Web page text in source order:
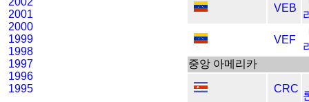
2001
2000
1999
1998
1997
1996
1995
VEB
VEF
중앙 아메리카
CRC